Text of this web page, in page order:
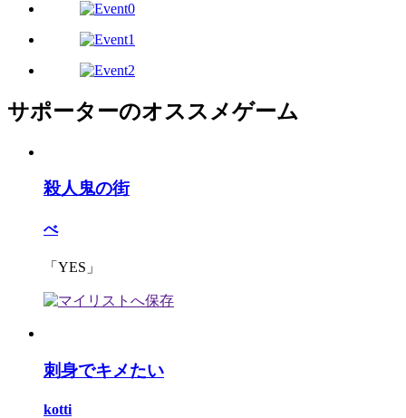
サポーターのオススメゲーム
殺人鬼の街
べ
「YES」
刺身でキメたい
kotti